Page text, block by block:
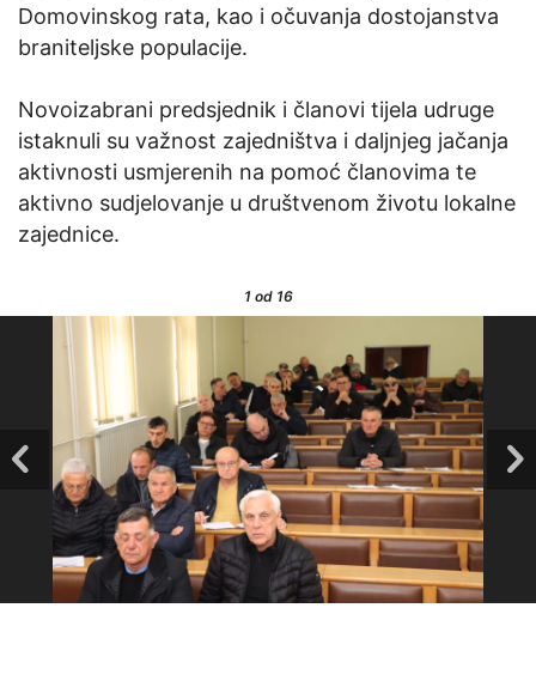
Domovinskog rata, kao i očuvanja dostojanstva
braniteljske populacije.
Novoizabrani predsjednik i članovi tijela udruge
istaknuli su važnost zajedništva i daljnjeg jačanja
aktivnosti usmjerenih na pomoć članovima te
aktivno sudjelovanje u društvenom životu lokalne
zajednice.
1od 16